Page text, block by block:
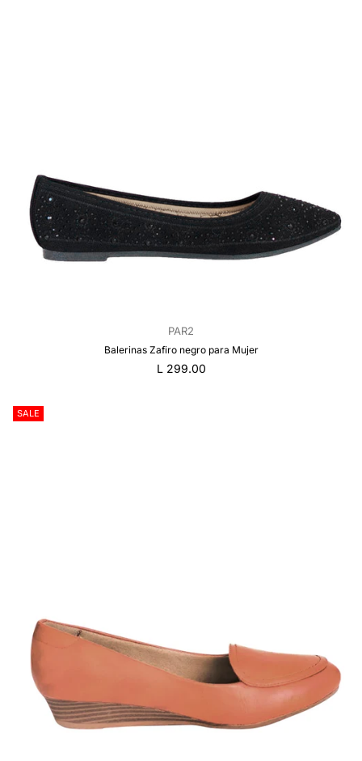
PAR2
Balerinas Zafiro negro para Mujer
Precio
L 299.00
SALE